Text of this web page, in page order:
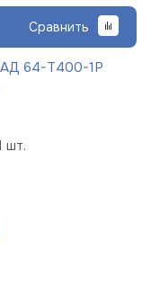
Сравнить
АД 64-Т400-1Р
шт.